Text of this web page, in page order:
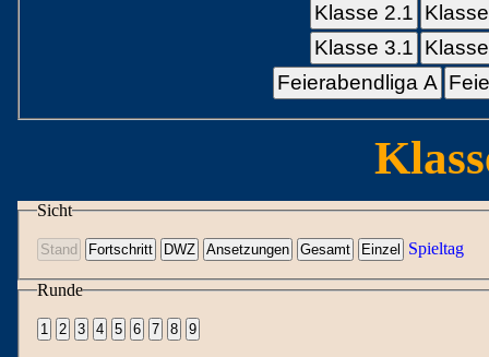
Klasse 2.1
Klasse 3.1
Feierabendliga A
Sicht
Spieltag
Runde